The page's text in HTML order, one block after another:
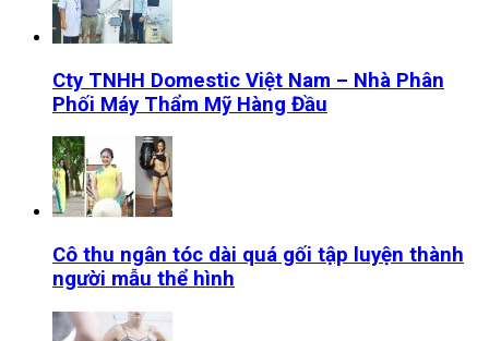
Cty TNHH Domestic Việt Nam – Nhà Phân
Phối Máy Thẩm Mỹ Hàng Đầu
Cô thu ngân tóc dài quá gối tập luyện thành
người mẫu thể hình